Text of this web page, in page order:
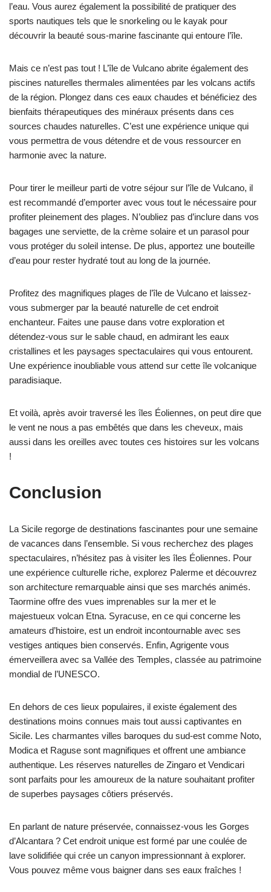
l’eau. Vous aurez également la possibilité de pratiquer des
sports nautiques tels que le snorkeling ou le kayak pour
découvrir la beauté sous-marine fascinante qui entoure l’île.
Mais ce n’est pas tout ! L’île de Vulcano abrite également des
piscines naturelles thermales alimentées par les volcans actifs
de la région. Plongez dans ces eaux chaudes et bénéficiez des
bienfaits thérapeutiques des minéraux présents dans ces
sources chaudes naturelles. C’est une expérience unique qui
vous permettra de vous détendre et de vous ressourcer en
harmonie avec la nature.
Pour tirer le meilleur parti de votre séjour sur l’île de Vulcano, il
est recommandé d’emporter avec vous tout le nécessaire pour
profiter pleinement des plages. N’oubliez pas d’inclure dans vos
bagages une serviette, de la crème solaire et un parasol pour
vous protéger du soleil intense. De plus, apportez une bouteille
d’eau pour rester hydraté tout au long de la journée.
Profitez des magnifiques plages de l’île de Vulcano et laissez-
vous submerger par la beauté naturelle de cet endroit
enchanteur. Faites une pause dans votre exploration et
détendez-vous sur le sable chaud, en admirant les eaux
cristallines et les paysages spectaculaires qui vous entourent.
Une expérience inoubliable vous attend sur cette île volcanique
paradisiaque.
Et voilà, après avoir traversé les îles Éoliennes, on peut dire que
le vent ne nous a pas embêtés que dans les cheveux, mais
aussi dans les oreilles avec toutes ces histoires sur les volcans
!
Conclusion
La Sicile regorge de destinations fascinantes pour une semaine
de vacances dans l’ensemble. Si vous recherchez des plages
spectaculaires, n’hésitez pas à visiter les îles Éoliennes. Pour
une expérience culturelle riche, explorez Palerme et découvrez
son architecture remarquable ainsi que ses marchés animés.
Taormine offre des vues imprenables sur la mer et le
majestueux volcan Etna. Syracuse, en ce qui concerne les
amateurs d’histoire, est un endroit incontournable avec ses
vestiges antiques bien conservés. Enfin, Agrigente vous
émerveillera avec sa Vallée des Temples, classée au patrimoine
mondial de l’UNESCO.
En dehors de ces lieux populaires, il existe également des
destinations moins connues mais tout aussi captivantes en
Sicile. Les charmantes villes baroques du sud-est comme Noto,
Modica et Raguse sont magnifiques et offrent une ambiance
authentique. Les réserves naturelles de Zingaro et Vendicari
sont parfaits pour les amoureux de la nature souhaitant profiter
de superbes paysages côtiers préservés.
En parlant de nature préservée, connaissez-vous les Gorges
d’Alcantara ? Cet endroit unique est formé par une coulée de
lave solidifiée qui crée un canyon impressionnant à explorer.
Vous pouvez même vous baigner dans ses eaux fraîches !